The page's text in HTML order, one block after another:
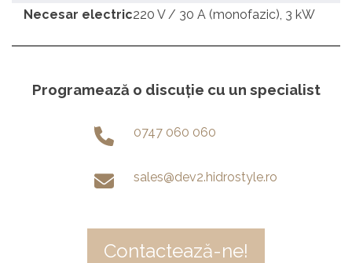
Necesar electric220 V / 30 A (monofazic), 3 kW
Programează o discuție cu un specialist
0747 060 060
sales@dev2.hidrostyle.ro
Contactează-ne!